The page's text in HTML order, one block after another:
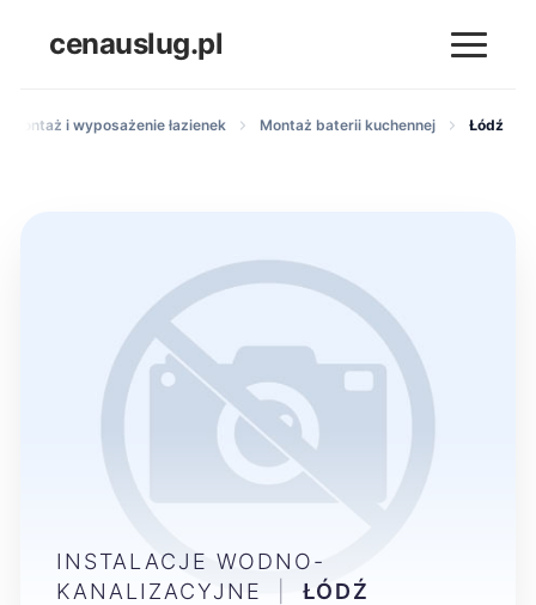
cenauslug.pl
montaż i wyposażenie łazienek Montaż baterii kuchennej Łódź
INSTALACJE WODNO-
KANALIZACYJNE
ŁÓDŹ